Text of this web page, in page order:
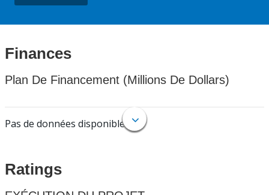
Finances
Plan De Financement (Millions De Dollars)
Pas de données disponibles.
Ratings